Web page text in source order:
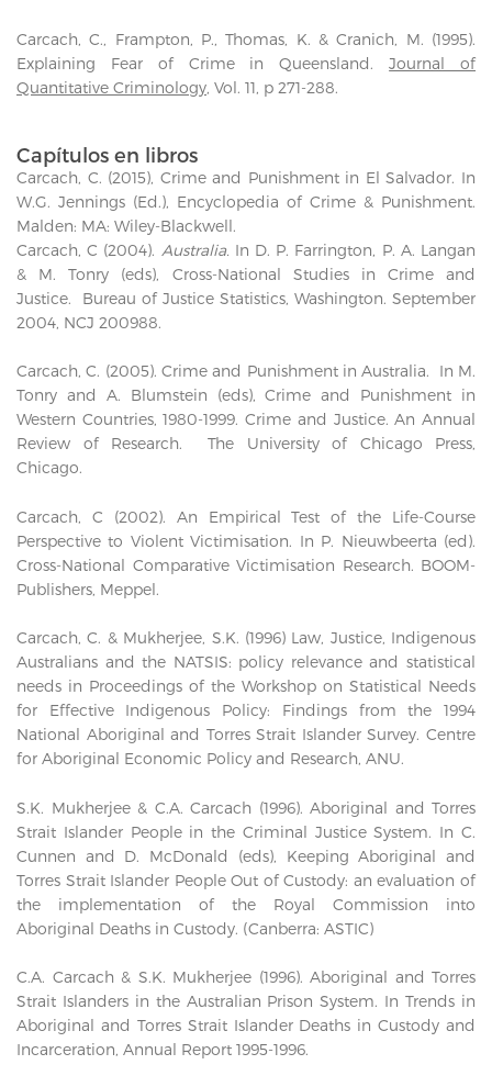
Carcach, C., Frampton, P., Thomas, K. & Cranich, M. (1995).
Explaining Fear of Crime in Queensland.Journal of
Quantitative Criminology, Vol. 11, p 271-288.
Capítulos en libros
Carcach, C. (2015), Crime and Punishment in El Salvador. In
W.G. Jennings (Ed.), Encyclopedia of Crime & Punishment.
Malden: MA: Wiley-Blackwell.
Carcach, C (2004). Australia. In D. P. Farrington, P. A. Langan
& M. Tonry (eds), Cross-National Studies in Crime and
Justice. Bureau of Justice Statistics, Washington. September
2004, NCJ 200988.
Carcach, C. (2005). Crime and Punishment in Australia. In M.
Tonry and A. Blumstein (eds), Crime and Punishment in
Western Countries, 1980-1999. Crime and Justice. An Annual
Review of Research. The University of Chicago Press,
Chicago.
Carcach, C (2002). An Empirical Test of the Life-Course
Perspective to Violent Victimisation. In P. Nieuwbeerta (ed).
Cross-National Comparative Victimisation Research. BOOM-
Publishers, Meppel.
Carcach, C. & Mukherjee, S.K. (1996) Law, Justice, Indigenous
Australians and the NATSIS: policy relevance and statistical
needs in Proceedings of the Workshop on Statistical Needs
for Effective Indigenous Policy: Findings from the 1994
National Aboriginal and Torres Strait Islander Survey. Centre
for Aboriginal Economic Policy and Research, ANU.
S.K. Mukherjee & C.A. Carcach (1996). Aboriginal and Torres
Strait Islander People in the Criminal Justice System. In C.
Cunnen and D. McDonald (eds), Keeping Aboriginal and
Torres Strait Islander People Out of Custody: an evaluation of
the implementation of the Royal Commission into
Aboriginal Deaths in Custody. (Canberra: ASTIC)
C.A. Carcach & S.K. Mukherjee (1996). Aboriginal and Torres
Strait Islanders in the Australian Prison System. In Trends in
Aboriginal and Torres Strait Islander Deaths in Custody and
Incarceration, Annual Report 1995-1996.